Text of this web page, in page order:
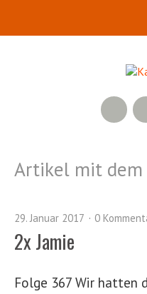
Artikel mit dem
29. Januar 2017 0
2x Jamie
Folge 367 Wir hatten